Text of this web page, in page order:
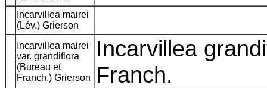
Incarvillea mairei
(Lév.) Grierson
Incarvillea mairei
var. grandiflora
(Bureau et
Franch.) Grierson
Incarvillea
Franch.